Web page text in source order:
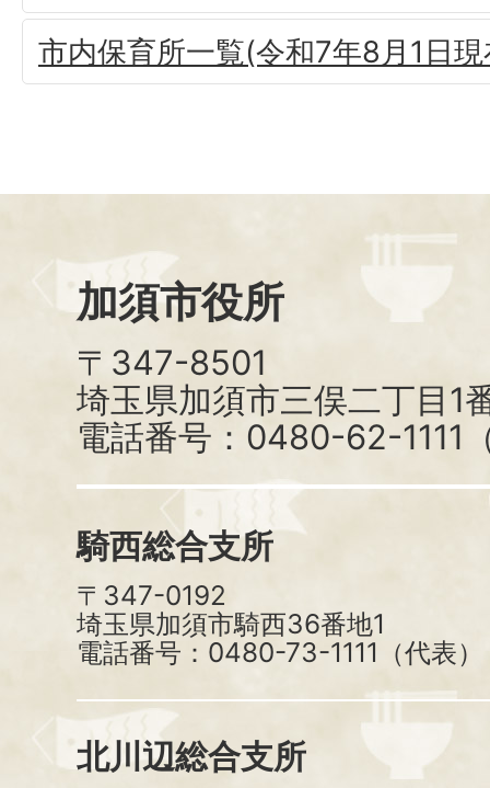
市内保育所一覧(令和7年8月1日
加須市役所
〒347-8501
埼玉県加須市三俣二丁目1
電話番号：0480-62-1111
騎西総合支所
〒347-0192
埼玉県加須市騎西36番地1
電話番号：0480-73-1111（代表）
北川辺総合支所